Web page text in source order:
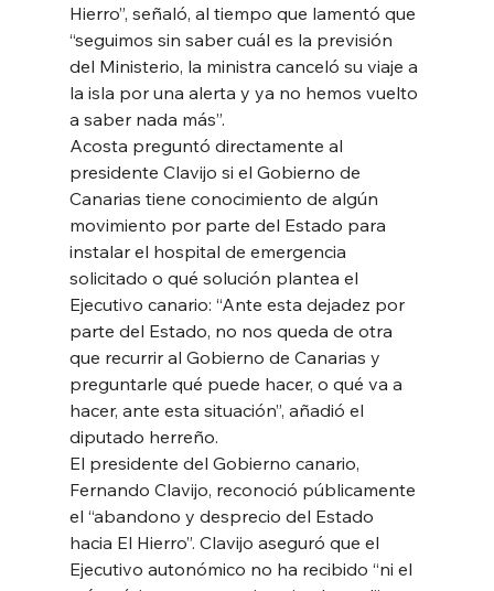
Hierro”, señaló, al tiempo que lamentó que
“seguimos sin saber cuál es la previsión
del Ministerio, la ministra canceló su viaje a
la isla por una alerta y ya no hemos vuelto
a saber nada más”.
Acosta preguntó directamente al
presidente Clavijo si el Gobierno de
Canarias tiene conocimiento de algún
movimiento por parte del Estado para
instalar el hospital de emergencia
solicitado o qué solución plantea el
Ejecutivo canario: “Ante esta dejadez por
parte del Estado, no nos queda de otra
que recurrir al Gobierno de Canarias y
preguntarle qué puede hacer, o qué va a
hacer, ante esta situación”, añadió el
diputado herreño.
El presidente del Gobierno canario,
Fernando Clavijo, reconoció públicamente
el “abandono y desprecio del Estado
hacia El Hierro”. Clavijo aseguró que el
Ejecutivo autonómico no ha recibido “ni el